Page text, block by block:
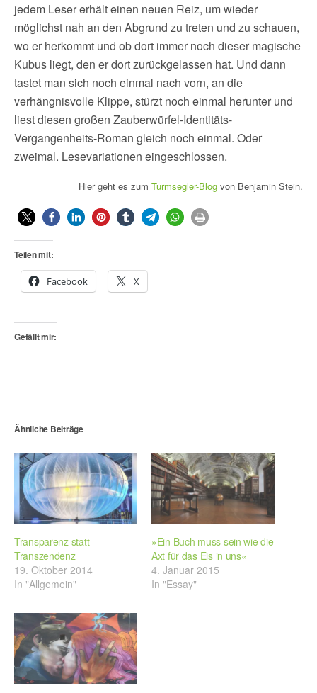
jedem Leser erhält einen neuen Reiz, um wieder
möglichst nah an den Abgrund zu treten und zu schauen,
wo er herkommt und ob dort immer noch dieser magische
Kubus liegt, den er dort zurückgelassen hat. Und dann
tastet man sich noch einmal nach vorn, an die
verhängnisvolle Klippe, stürzt noch einmal herunter und
liest diesen großen Zauberwürfel-Identitäts-
Vergangenheits-Roman gleich noch einmal. Oder
zweimal. Lesevariationen eingeschlossen.
Hier geht es zum Turmsegler-Blog von Benjamin Stein.
Teilen mit:
Facebook X
Gefällt mir:
Ähnliche Beiträge
Transparenz statt
Transzendenz
19. Oktober 2014
In "Allgemein"
»Ein Buch muss sein wie die
Axt für das Eis in uns«
4. Januar 2015
In "Essay"